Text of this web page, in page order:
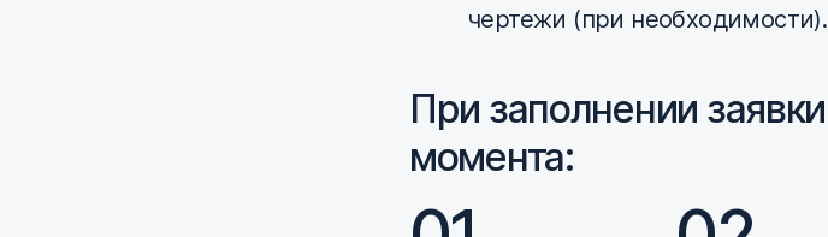
чертежи (при необходимости).
При заполнении
момента: